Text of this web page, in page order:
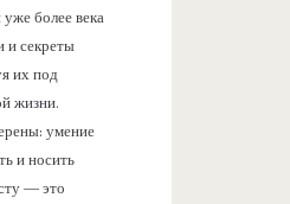
более века
и секреты
их под
жизни.
умение
и носить
— это